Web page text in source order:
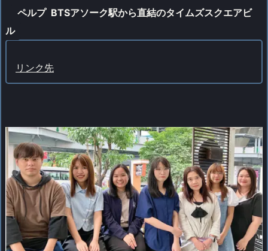
ペルプ BTSアソーク駅から直結のタイムズスクエアビ
ル
リンク先